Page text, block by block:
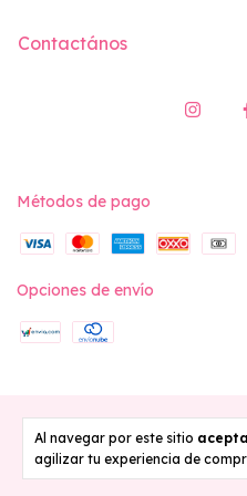
Al navegar por este sitio
agilizar tu experiencia de
Contactános
Métodos de pago
Opciones de envío
Copyright Vita Swimwear -